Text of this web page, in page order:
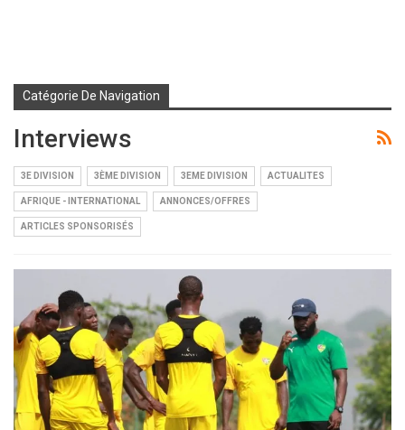
Catégorie De Navigation
Interviews
3E DIVISION 3ÈME DIVISION 3EME DIVISION ACTUALITES
AFRIQUE - INTERNATIONAL ANNONCES/OFFRES
ARTICLES SPONSORISÉS